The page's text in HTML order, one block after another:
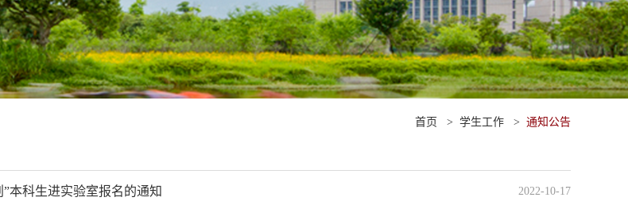
首页 > 学生工作 > 通知公告
”本科生进实验室报名的通知 2022-10-17